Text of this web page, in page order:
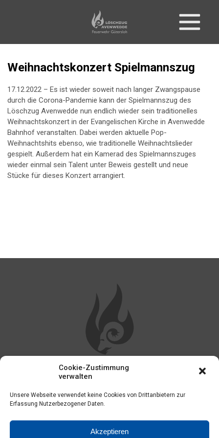
Cookie-Zustimmung
verwalten
Unsere Webseite verwendet keine Cookies von Drittanbietern zur
Erfassung Nutzerbezogener Daten.
Akzeptieren
Weihnachtskonzert Spielmannszug
17.12.2022 – Es ist wieder soweit nach langer Zwangspause
durch die Corona-Pandemie kann der Spielmannszug des
Löschzug Avenwedde nun endlich wieder sein traditionelles
Weihnachtskonzert in der Evangelischen Kirche in Avenwedde
Bahnhof veranstalten. Dabei werden aktuelle Pop-
Weihnachtshits ebenso, wie traditionelle Weihnachtslieder
gespielt. Außerdem hat ein Kamerad des Spielmannszuges
wieder einmal sein Talent unter Beweis gestellt und neue
Stücke für dieses Konzert arrangiert.
WEITERE LINKS
Impressum
Kontakt